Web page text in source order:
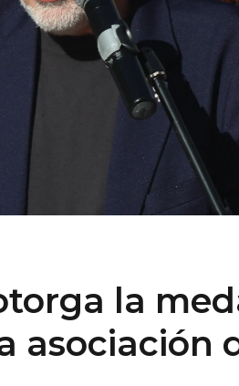
la
asociación